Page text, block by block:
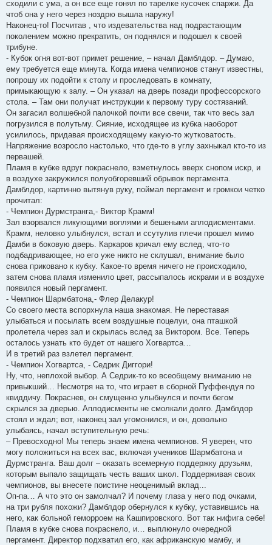
сходили с ума, а он все еще гонял по тарелке кусочек спаржи. Да
чтоб она у него через ноздрю вышла наружу!
Наконец-то! Посчитав , что издевательства над подрастающим
поколением можно прекратить, он поднялся и подошел к своей
трибуне.
- Кубок огня вот-вот примет решение, – начал Дамблдор. – Думаю,
ему требуется еще минута. Когда имена чемпионов станут известны,
попрошу их подойти к столу и проследовать в комнату,
примыкающую к залу. – Он указал на дверь позади профессорского
стола. – Там они получат инструкции к первому туру состязаний.
Он загасил волшебной палочкой почти все свечи, так что весь зал
погрузился в полутьму. Сияние, исходящее из кубка наоборот
усилилось, придавая происходящему какую-то жутковатость.
Напряжение возросло настолько, что где-то в углу захныкал кто-то из
первашей.
Пламя в кубке вдруг покраснело, взметнулось вверх снопом искр, и
в воздухе закружился полуобгоревший обрывок пергамента.
Дамблдор, картинно вытянув руку, поймал пергамент и громкои четко
прочитал:
- Чемпион Дурмстранга,- Виктор Крамм!
Зал взорвался ликующими воплями и бешеными аплодисментами.
Крамм, неловко улыбнулся, встал и ссутулив плечи прошел мимо
Дамби в боковую дверь. Каркаров кричал ему вслед, что-то
подбадривающее, но его уже никто не склушал, внимание было
снова приковано к кубку. Какое-то время ничего не происходило,
затем снова пламя изменило цвет, рассыпалось искрами и в воздухе
появился новый пергамент.
- Чемпион Шармбатона,- Флер Делакур!
Со своего места вспорхнула наша знакомая. Не переставая
улыбаться и посылать всем воздушные поцелуи, она пташкой
пролетела через зал и скрылась вслед за Виктором. Все. Теперь
осталось узнать кто будет от нашего Хогвартса…
И в третий раз взлетел пергамент.
- Чемпион Хогвартса, - Седрик Диггори!
Ну, что, неплохой выбор. А Седрик-то ко всеобщему вниманию не
привыкший… Несмотря на то, что играет в сборной Пуффендуя по
квиддичу. Покраснев, он смущенно улыбнулся и почти бегом
скрылся за дверью. Аплодисменты не смолкали долго. Дамблдор
стоял и ждал; вот, наконец зал угомонился, и он, довольно
улыбаясь, начал вступительную речь:
– Превосходно! Мы теперь знаем имена чемпионов. Я уверен, что
могу положиться на всех вас, включая учеников Шармбатона и
Дурмстранга. Ваш долг – оказать всемерную поддержку друзьям,
которым выпало защищать честь ваших школ. Поддерживая своих
чемпионов, вы внесете поистине неоценимый вклад...
Оп-па… А что это он замолчал? И почему глаза у него под очками,
на три рубля похожи? Дамблдор обернулся к кубку, уставившись на
него, как больной геморроем на Кашпировского. Вот так нифига себе!
Пламя в кубке снова покраснело, и… выплюнуло очередной
пергамент. Директор подхватил его, как африканскую мамбу, и